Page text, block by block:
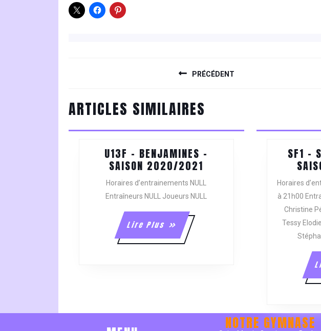
L’ARTICLE
PRÉCÉDENT
post:
ARTICLES SIMILAIRES
U13F – BENJAMINES –
SAISON 2020/2021
–
BENJAMINES
–
Horaires d’entrainements NULL
Entraîneurs NULL Joueurs NULL
Lire Plus
Lire
Plus
SF1 –
Horaires
à 21h00
Christine
Tessy
NOTRE GYMNASE